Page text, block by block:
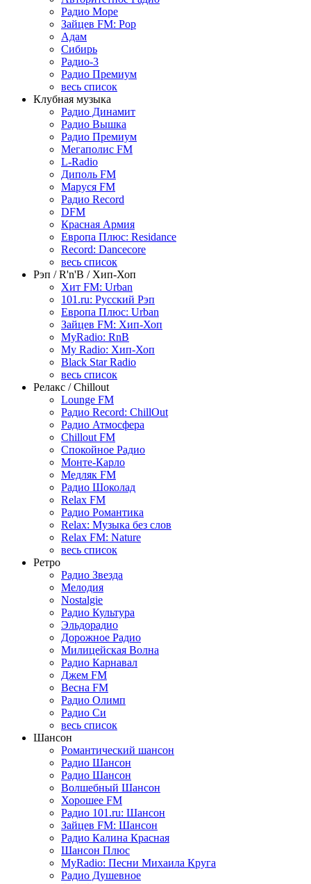
Радио Море
Зайцев FM: Pop
Адам
Сибирь
Радио-3
Радио Премиум
весь список
Клубная музыка
Радио Динамит
Радио Вышка
Радио Премиум
Мегаполис FM
L-Radio
Диполь FM
Маруся FM
Радио Record
DFM
Красная Армия
Европа Плюс: Residance
Record: Dancecore
весь список
Рэп / R'n'B / Хип-Хоп
Хит FM: Urban
101.ru: Русский Рэп
Европа Плюс: Urban
Зайцев FM: Хип-Хоп
MyRadio: RnB
My Radio: Хип-Хоп
Black Star Radio
весь список
Релакс / Chillout
Lounge FM
Радио Record: ChillOut
Радио Атмосфера
Chillout FM
Спокойное Радио
Монте-Карло
Медляк FM
Радио Шоколад
Relax FM
Радио Романтика
Relax: Музыка без слов
Relax FM: Nature
весь список
Ретро
Радио Звезда
Мелодия
Nostalgie
Радио Культура
Эльдорадио
Дорожное Радио
Милицейская Волна
Радио Карнавал
Джем FM
Весна FM
Радио Олимп
Радио Си
весь список
Шансон
Романтический шансон
Радио Шансон
Радио Шансон
Волшебный Шансон
Хорошее FM
Радио 101.ru: Шансон
Зайцев FM: Шансон
Радио Калина Красная
Шансон Плюс
MyRadio: Песни Михаила Круга
Радио Душевное